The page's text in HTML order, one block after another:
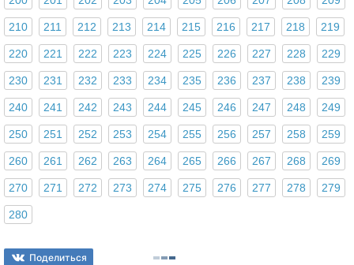
210 211 212 213 214 215 216 217 218 219
220 221 222 223 224 225 226 227 228 229
230 231 232 233 234 235 236 237 238 239
240 241 242 243 244 245 246 247 248 249
250 251 252 253 254 255 256 257 258 259
260 261 262 263 264 265 266 267 268 269
270 271 272 273 274 275 276 277 278 279
280
Поделиться